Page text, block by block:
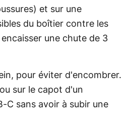
et sur une
du boîtier contre les
une chute de 3
pour éviter d'encombrer.
sur le capot d'un
C sans avoir à subir une